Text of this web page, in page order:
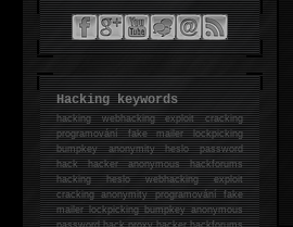
Hacking keywords
hackingwebhacking exploit cracking
programování fake mailer lockpicking
bumpkey anonymity heslo password
hackhacker anonymous hackforums
hackingheslo webhacking exploit
cracking anonymity programování fake
mailer lockpicking bumpkey anonymous
password hack proxy hacker hackforums